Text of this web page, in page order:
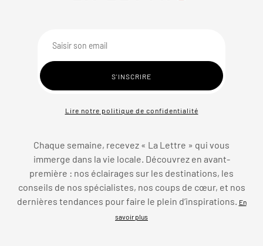
Lire notre politique de confidentialité
Chaque semaine, recevez « La Lettre » qui vous
immerge dans la vie locale. Découvrez en avant-
première : nos éclairages sur les destinations, les
conseils de nos spécialistes, nos coups de cœur, et nos
dernières tendances pour faire le plein d’inspirations.
En
savoir plus